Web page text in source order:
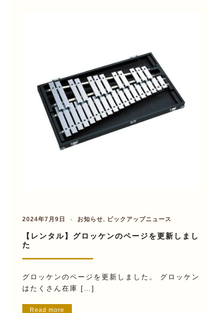
2024年7月9日 お知らせ, ピックアップニュース
【レンタル】グロッケンのページを更新しまし
た
グロッケンのページを更新しました。 グロッケン
はたくさん在庫 […]
Read more